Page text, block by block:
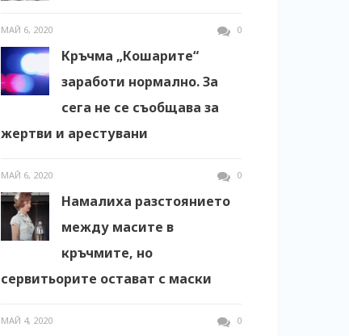
МАЙ 6, 2020 0
Кръчма „Кошарите“
заработи нормално. За
сега не се съобщава за
жертви и арестувани
МАЙ 6, 2020 0
Намалиха разстоянието
между масите в
кръчмите, но
сервитьорите остават с маски
МАЙ 4, 2020 0